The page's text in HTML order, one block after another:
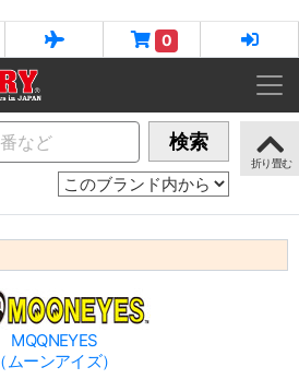
0
検索
MQQNEYES
（ムーンアイズ）